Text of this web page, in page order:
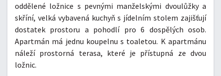
oddělené ložnice s pevnými manželskými dvoulůžky a
skříní, velká vybavená kuchyň s jídelním stolem zajišťují
dostatek prostoru a pohodlí pro 6 dospělých osob.
Apartmán má jednu koupelnu s toaletou. K apartmánu
náleží prostorná terasa, které je přístupná ze dvou
ložnic.